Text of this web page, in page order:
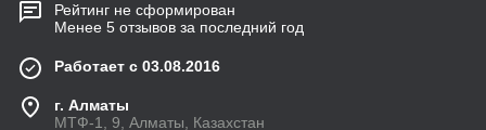
Рейтинг не сформирован
Менее 5 отзывов за последний год
Работает с 03.08.2016
г. Алматы
МТФ-1, 9, Алматы, Казахстан